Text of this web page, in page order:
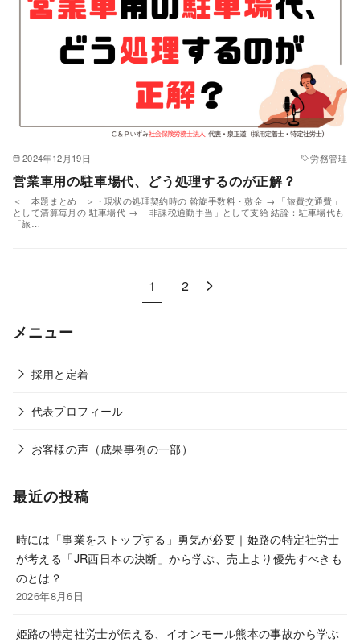
2024年12月19日 労務管理
営業車用の駐車場代、どう処理するのが正解？
＜ 本題まとめ ＞・現状の処理契約時の 斡旋手数料・敷金 → 「旅費交通費」
として清算毎月の 駐車場代 → 「非課税通勤手当」として支給 結論：駐車場代も
「旅…
1 2
メニュー
採用と定着
代表プロフィール
お客様の声（成果事例の一部）
最近の投稿
時には「事業をストップする」勇気が必要｜姫路の特定社労士
が考える「JR西日本の決断」から学ぶ、売上より優先すべきも
のとは？
2026年8月6日
姫路の特定社労士が伝える、イオンモール熊本の事故から学ぶ